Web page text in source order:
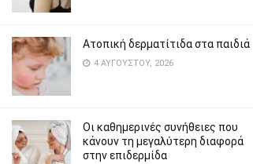
Ατοπική δερματίτιδα στα παιδιά
4 ΑΥΓΟΎΣΤΟΥ, 2026
Οι καθημερινές συνήθειες που
κάνουν τη μεγαλύτερη διαφορά
στην επιδερμίδα